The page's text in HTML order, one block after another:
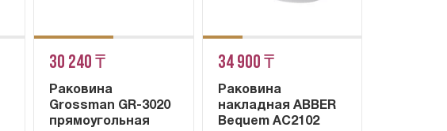
30 240 ₸
Раковина
Grossman GR-3020
прямоугольная
34 900 ₸
Раковина
накладная ABBER
Bequem AC2102